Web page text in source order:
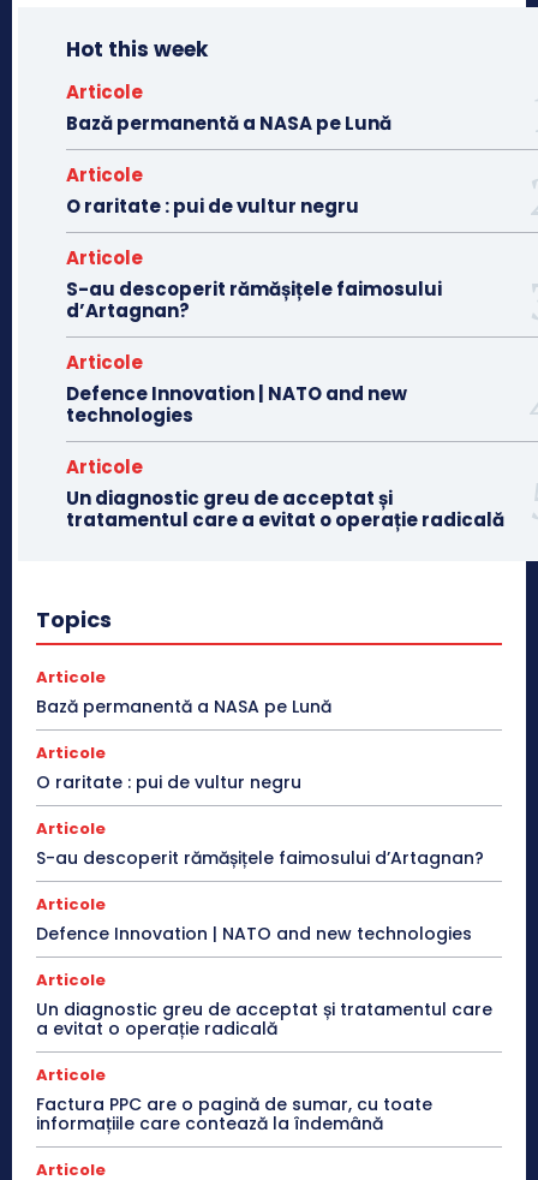
Hot this week
Articole
Bază permanentă a NASA pe Lună
Articole
O raritate : pui de vultur negru
Articole
S-au descoperit rămășițele faimosului
d’Artagnan?
Articole
Defence Innovation | NATO and new
technologies
Articole
Un diagnostic greu de acceptat și
tratamentul care a evitat o operație radicală
Topics
Articole
Bază permanentă a NASA pe Lună
Articole
O raritate : pui de vultur negru
Articole
S-au descoperit rămășițele faimosului d’Artagnan?
Articole
Defence Innovation | NATO and new technologies
Articole
Un diagnostic greu de acceptat și tratamentul care
a evitat o operație radicală
Articole
Factura PPC are o pagină de sumar, cu toate
informațiile care contează la îndemână
Articole